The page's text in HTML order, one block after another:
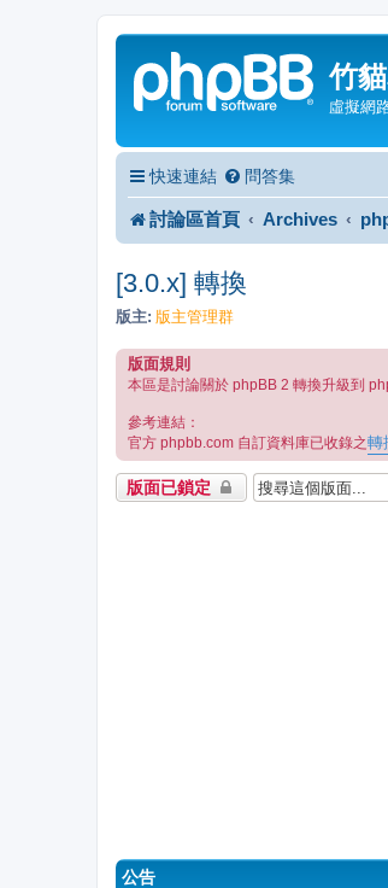
竹
虛擬網
快速連結 問答集
討論區首頁 Archives
[3.0.x] 轉換
版主: 版主管理群
版面規則
本區是討論關於 phpBB 2 轉換升級到
參考連結：
官方 phpbb.com 自訂資料庫已收錄之轉
版面已鎖定
公告